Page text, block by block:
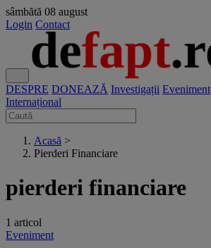
sâmbătă 08 august
Login Contact
DESPRE DONEAZĂ Investigații Eveniment
Internațional
Acasă >
Pierderi Financiare
pierderi financiare
1 articol
Eveniment